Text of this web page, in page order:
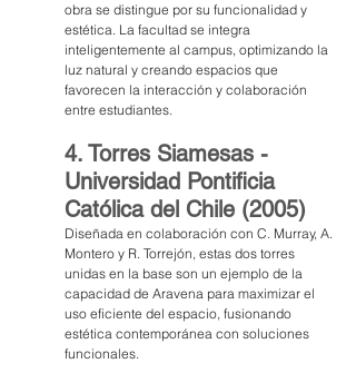
obra se distingue por su funcionalidad y
estética. La facultad se integra
inteligentemente al campus, optimizando la
luz natural y creando espacios que
favorecen la interacción y colaboración
entre estudiantes.
4. Torres Siamesas -
Universidad Pontificia
Católica del Chile (2005)
Diseñada en colaboración con C. Murray, A.
Montero y R. Torrejón, estas dos torres
unidas en la base son un ejemplo de la
capacidad de Aravena para maximizar el
uso eficiente del espacio, fusionando
estética contemporánea con soluciones
funcionales.